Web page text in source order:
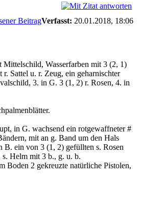
Verfasst: 20.01.2018, 18:06
Wasserfarben mit 3 (2, 1)
Sattel u. r. Zeug, ein geharnischter
3. in G. 3 (1, 2) r. Rosen, 4. in
in G. wachsend ein rotgewaffneter #
mit an g. Band um den Hals
B. ein von 3 (1, 2) gefüllten s. Rosen
Helm mit 3 b., g. u. b.
Boden 2 gekreuzte natürliche Pistolen,